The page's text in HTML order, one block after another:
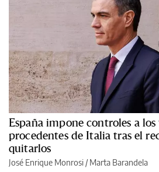
España impone controles a los
procedentes de Italia tras el
quitarlos
José Enrique Monrosi / Marta Barandela